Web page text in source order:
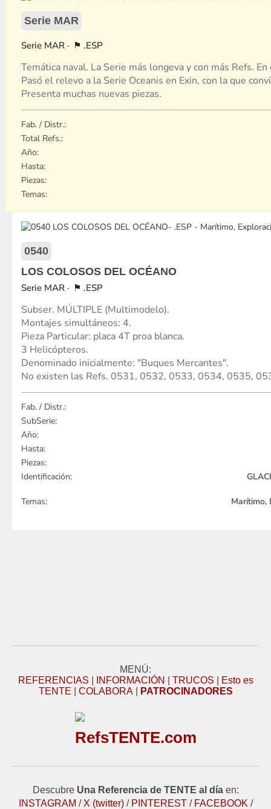
Serie MAR
MAR .ESP
Temática naval. La Serie más longeva y con más Refs.
Pasó el relevo a la Serie Oceanis en Exin, con la que
Presenta muchas nuevas piezas.
Fab. / Distr.:
Total Refs.:
Año:
Hasta:
Piezas:
Temas:
0540
LOS COLOSOS DEL OCÉANO
MAR
.ESP
Subser. MÚLTIPLE (Multimodelo).
Montajes simultáneos: 4.
Pieza Particular: placa 4T proa blanca.
3 Helicópteros.
Denominado inicialmente: "Buques Mercantes".
No existen las Refs. 0531, 0532, 0533, 0534, 0535,
Fab. / Distr.:
SubSerie:
Año:
Hasta:
Piezas:
Identificación:
Temas: Marítimo,
MENÚ:
REFERENCIAS
INFORMACIÓN TRUCOS
Esto es
TENTE
COLABORA| PATROCINADORES
RefsTENTE.com
Descubre Una Referencia de TENTE al díaen:
INSTAGRAM / X (twitter)/ PINTEREST/ FACEBOOK /